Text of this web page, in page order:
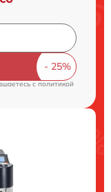
c политикой